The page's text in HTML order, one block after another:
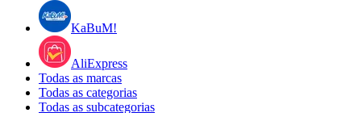
KaBuM!
AliExpress
Todas as marcas
Todas as categorias
Todas as subcategorias